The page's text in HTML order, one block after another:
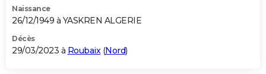
Naissance
26/12/1949 à YASKREN ALGERIE
Décès
29/03/2023 à Roubaix(Nord)